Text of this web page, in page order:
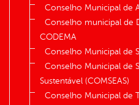
Conselho Municipal de
Conselho municipal de
CODEMA
Conselho Municipal de
Conselho Municipal de
Sustentável (COMSEAS)
Conselho Municipal de